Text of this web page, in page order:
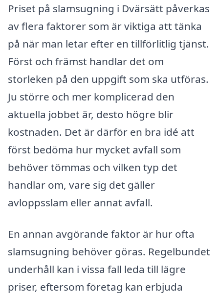
Priset på slamsugning i Dvärsätt påverkas
av flera faktorer som är viktiga att tänka
på när man letar efter en tillförlitlig tjänst.
Först och främst handlar det om
storleken på den uppgift som ska utföras.
Ju större och mer komplicerad den
aktuella jobbet är, desto högre blir
kostnaden. Det är därför en bra idé att
först bedöma hur mycket avfall som
behöver tömmas och vilken typ det
handlar om, vare sig det gäller
avloppsslam eller annat avfall.
En annan avgörande faktor är hur ofta
slamsugning behöver göras. Regelbundet
underhåll kan i vissa fall leda till lägre
priser, eftersom företag kan erbjuda